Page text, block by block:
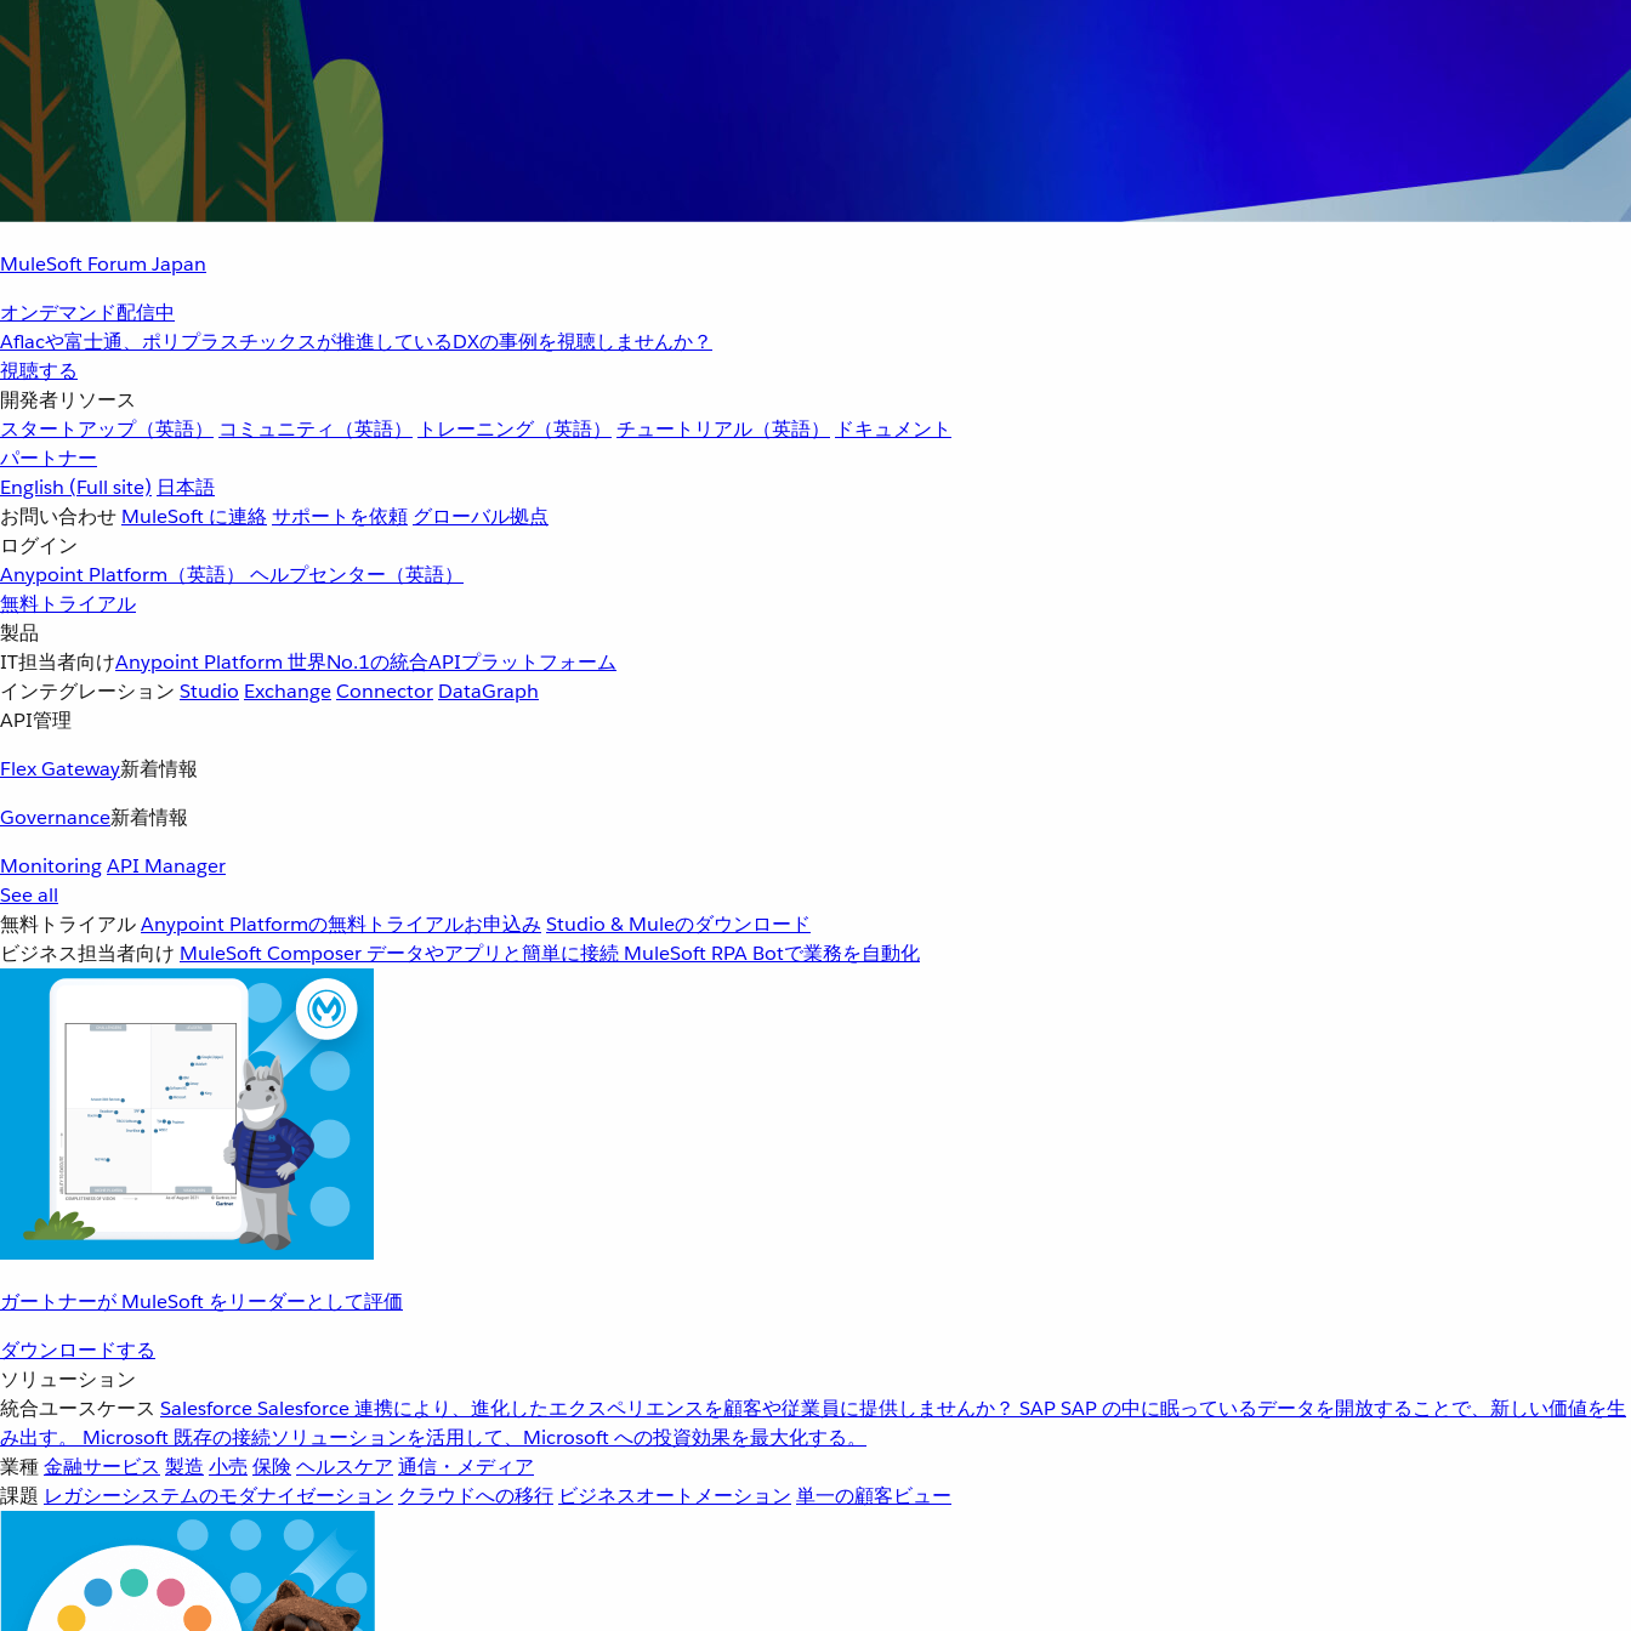
MuleSoft Forum Japan
オンデマンド配信中
Aflacや富士通、ポリプラスチックスが推進しているDXの事例を視聴しませんか？
視聴する
開発者リソース
スタートアップ（英語）
コミュニティ（英語） トレーニング（英語） チュートリアル（英語）
ドキュメント
パートナー
English (Full site) 日本語
お問い合わせ MuleSoft に連絡サポートを依頼 グローバル拠点
ログイン
Anypoint Platform（英語） ヘルプセンター（英語）
無料トライアル
製品
IT担当者向けAnypoint Platform 世界No.1の統合APIプラットフォーム
インテグレーション Studio ExchangeConnector DataGraph
API管理
Flex Gateway新着情報
Governance新着情報
MonitoringAPI Manager
See all
無料トライアルAnypoint Platformの無料トライアルお申込み Studio & Muleのダウンロード
ビジネス担当者向け MuleSoft Composer データやアプリと簡単に接続 MuleSoft RPA Botで業務を自動化
ガートナーが MuleSoft をリーダーとして評価
ダウンロードする
ソリューション
統合ユースケース SalesforceSalesforce 連携により、進化したエクスペリエンスを顧客や従業員に提供しませんか？ SAPSAP の中に眠っているデータを開放することで、新しい価値を生
み出す。
Microsoft 既存の接続ソリューションを活用して、Microsoft への投資効果を最大化する。
業種金融サービス 製造 小売 保険 ヘルスケア 通信・メディア
課題 レガシーシステムのモダナイゼーション クラウドへの移行 ビジネスオートメーション 単一の顧客ビュー